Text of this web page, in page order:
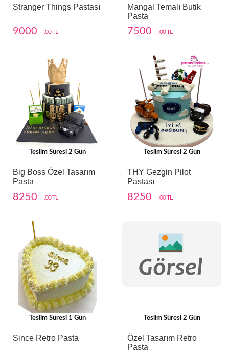
Stranger Things Pastası
9000 ,00 TL
Mangal Temalı Butik
Pasta
7500 ,00 TL
Teslim Süresi 2 Gün
Big Boss Özel Tasarım
Pasta
8250 ,00 TL
Teslim Süresi 2 Gün
THY Gezgin Pilot
Pastası
8250 ,00 TL
Teslim Süresi 1 Gün
Since Retro Pasta
Teslim Süresi 2 Gün
Özel Tasarım Retro
Pasta